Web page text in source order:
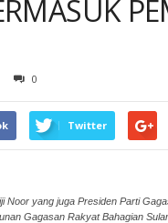
0
Twitter
Noor yang juga Presiden Parti
Gagasan Rakyat Bahagian